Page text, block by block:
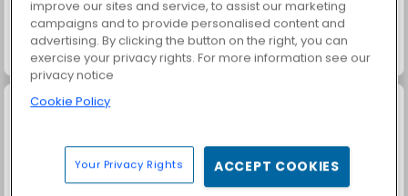
Masha and the Bear: Meadows Scala 40
improve our sites and service, to assist our marketing
campaigns and to provide personalised content and
advertising. By clicking the button on the right, you can
exercise your privacy rights. For more information see our
privacy notice
Cookie Policy
Your Privacy Rights ACCEPT COOKIES